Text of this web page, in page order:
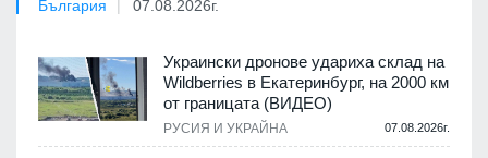
България 07.08.2026г.
Украински дронове удариха склад на
Wildberries в Екатеринбург, на 2000 км
от границата (ВИДЕО)
РУСИЯ И УКРАЙНА 07.08.2026г.